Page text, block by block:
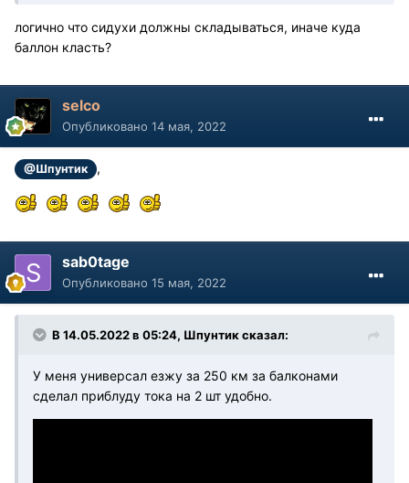
логично что сидухи должны складываться, иначе куда
баллон класть?
selco
Опубликовано 14 мая, 2022
@Шпунтик ,
sab0tage
Опубликовано 15 мая, 2022
В 14.05.2022 в 05:24, Шпунтик сказал:
У меня универсал езжу за 250 км за балконами
сделал приблуду тока на 2 шт удобно.